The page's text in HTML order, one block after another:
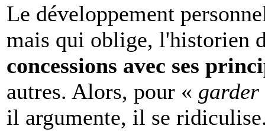
Le développement
mais qui oblige, l'historien
concessions avec ses
autres. Alors, pour « garder
il argumente, il se